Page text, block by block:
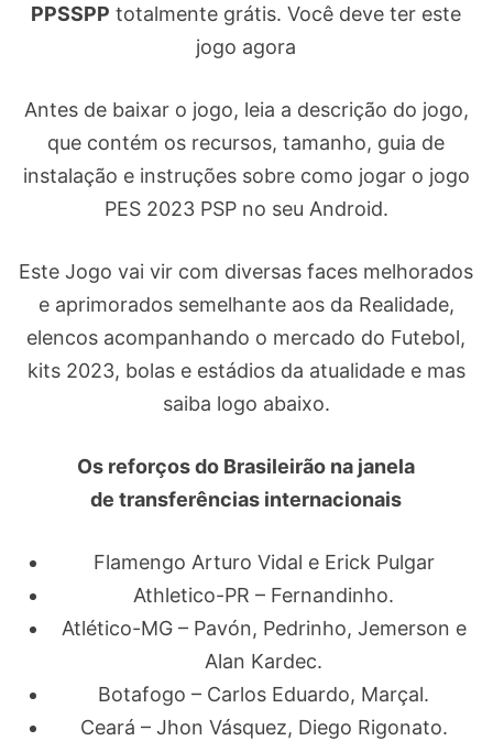
PPSSPP totalmente grátis. Você deve ter este
jogo agora
Antes de baixar o jogo, leia a descrição do jogo,
que contém os recursos, tamanho, guia de
instalação e instruções sobre como jogar o jogo
PES 2023 PSP no seu Android.
Este Jogo vai vir com diversas faces melhorados
e aprimorados semelhante aos da Realidade,
elencos acompanhando o mercado do Futebol,
kits 2023, bolas e estádios da atualidade e mas
saiba logo abaixo.
Os reforços do Brasileirão na janela
de transferências internacionais
Flamengo Arturo Vidal e Erick Pulgar
Athletico-PR – Fernandinho.
Atlético-MG – Pavón, Pedrinho, Jemerson e
Alan Kardec.
Botafogo – Carlos Eduardo, Marçal.
Ceará – Jhon Vásquez, Diego Rigonato.